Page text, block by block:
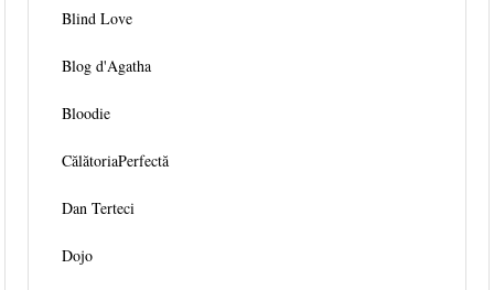
Blind Love
Blog d'Agatha
Bloodie
CălătoriaPerfectă
Dan Terteci
Dojo